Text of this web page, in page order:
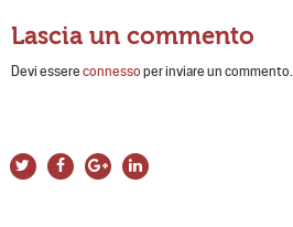
Lascia un commento
Devi essere connesso per inviare un commento.